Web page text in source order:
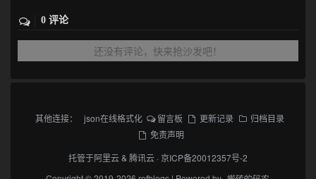
0 评论
还没有评论，快来抢沙发吧！
其他连接： json在线格式化 留言板 更新记录
归档目录
免责声明
托管于阿里云& 腾讯云 ·京ICP备20012357号-2